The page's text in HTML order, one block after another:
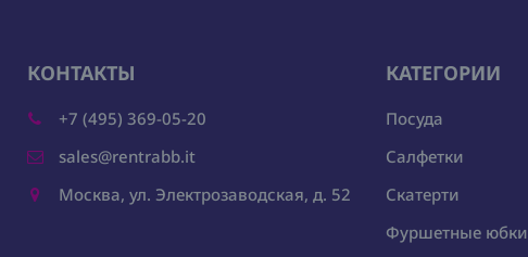
КОНТАКТЫ
+7 (495) 369-05-20
sales@rentrabb.it
Москва, ул. Электрозаводская, д. 52
КАТЕГОРИИ
Посуда
Салфетки
Скатерти
Фуршетные юбки